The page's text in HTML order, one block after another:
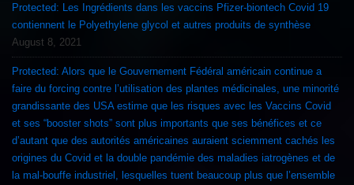
Protected: Les Ingrédients dans les vaccins Pfizer-biontech Covid 19
contiennent le Polyethylene glycol et autres produits de synthèse
August 8, 2021
Protected: Alors que le Gouvernement Fédéral américain continue a
faire du forcing contre l’utilisation des plantes médicinales, une minorité
grandissante des USA estime que les risques avec les Vaccins Covid
et ses “booster shots” sont plus importants que ses bénéfices et ce
d’autant que des autorités américaines auraient sciemment cachés les
origines du Covid et la double pandémie des maladies iatrogènes et de
la mal-bouffe industriel, lesquelles tuent beaucoup plus que l’ensemble